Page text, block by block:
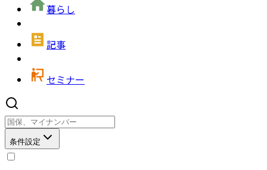
暮らし
記事
セミナー
条件設定